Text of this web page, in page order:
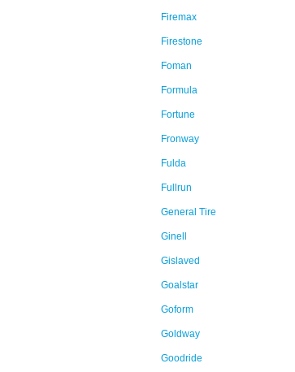
Firemax
Firestone
Foman
Formula
Fortune
Fronway
Fulda
Fullrun
General Tire
Ginell
Gislaved
Goalstar
Goform
Goldway
Goodride